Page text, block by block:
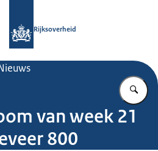
Rijksoverheid
van week 21
800